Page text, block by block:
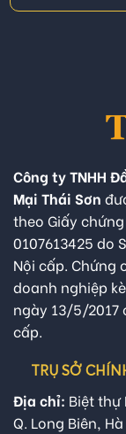
Công ty TNHH
Mại Thái Sơn
theo Giấy
0107613425 do
Nội cấp. Chứng
doanh nghiệp
ngày 13/5/2017
cấp.
TRỤ SỞ
Địa chỉ: Biệt thự
Q. Long Biên,